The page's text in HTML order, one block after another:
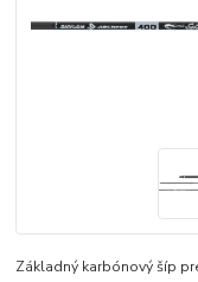
Základný karbónový šíp